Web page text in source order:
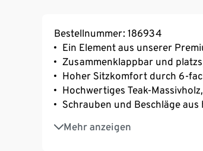
Bestellnummer: 186934
Ein Element aus unserer
Zusammenklappbar und
Hoher Sitzkomfort durch 6-
Hochwertiges Teak-
Schrauben und Beschläge
Mehr anzeigen
Inkl. Bodenschonern
UV- und witterungsbeständig